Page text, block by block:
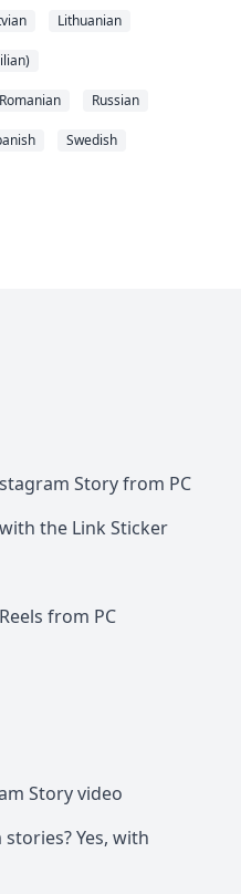
Lithuanian
Romanian Russian
Swedish
Story from PC
the Link Sticker
from PC
Story video
Yes, with